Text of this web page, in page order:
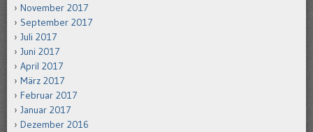
November 2017
September 2017
Juli 2017
Juni 2017
April 2017
März 2017
Februar 2017
Januar 2017
Dezember 2016